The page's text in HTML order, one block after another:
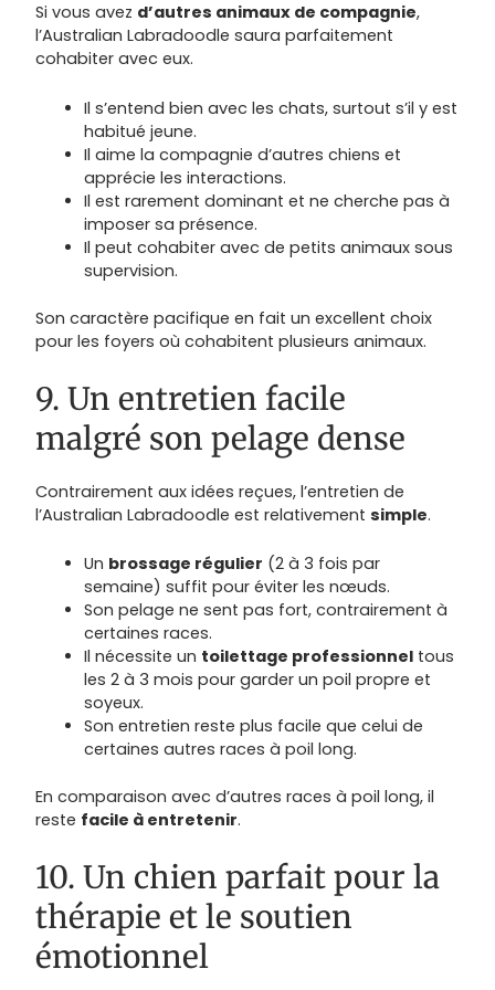
Si vous avez d’autres animaux de compagnie,
l’Australian Labradoodle saura parfaitement
cohabiter avec eux.
Il s’entend bien avec les chats, surtout s’il y est
habitué jeune.
Il aime la compagnie d’autres chiens et
apprécie les interactions.
Il est rarement dominant et ne cherche pas à
imposer sa présence.
Il peut cohabiter avec de petits animaux sous
supervision.
Son caractère pacifique en fait un excellent choix
pour les foyers où cohabitent plusieurs animaux.
9. Un entretien facile
malgré son pelage dense
Contrairement aux idées reçues, l’entretien de
l’Australian Labradoodle est relativementsimple.
Un brossage régulier (2 à 3 fois par
semaine) suffit pour éviter les nœuds.
Son pelage ne sent pas fort, contrairement à
certaines races.
Il nécessite un toilettage professionnel tous
les 2 à 3 mois pour garder un poil propre et
soyeux.
Son entretien reste plus facile que celui de
certaines autres races à poil long.
En comparaison avec d’autres races à poil long, il
reste facile à entretenir.
10. Un chien parfait pour la
thérapie et le soutien
émotionnel